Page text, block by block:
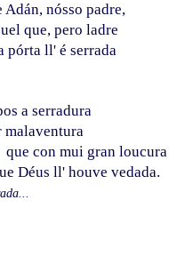
Adán, nósso padre,
que, pero ladre
pórta ll' é serrada
a serradura
malaventura
que con mui gran loucura
Déus ll' houve vedada.